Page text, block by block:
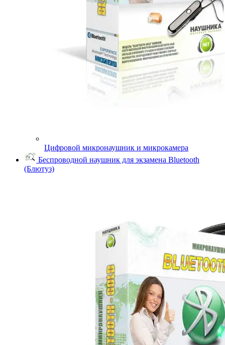
Цифровой микронаушник и микрокамера
Беспроводной наушник для экзамена Bluetooth
(Блютуз)